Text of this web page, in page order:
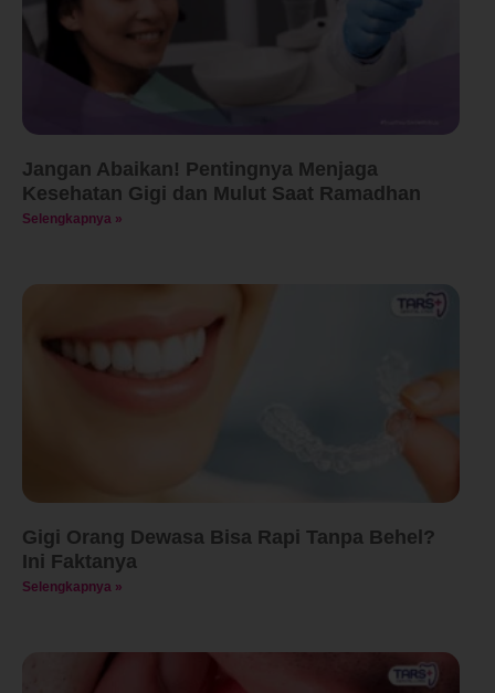
Jangan Abaikan! Pentingnya Menjaga
Kesehatan Gigi dan Mulut Saat Ramadhan
Selengkapnya »
Gigi Orang Dewasa Bisa Rapi Tanpa Behel?
Ini Faktanya
Selengkapnya »